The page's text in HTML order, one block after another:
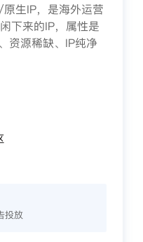
生IP，是海外运营
下来的IP，属性是
资源稀缺、IP纯净
投放